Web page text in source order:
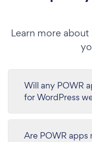
Learn more
Will any POWR
for WordPress
Are POWR